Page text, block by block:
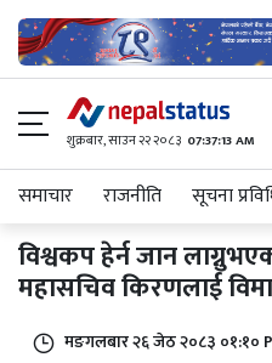
शुक्रबार​, साउन २२ २०८३ 07:37:13 AM
समाचार राजनीति सूचना
विश्वकप हेर्न जान
महासचिव किरणलाई
मङगलबार २६ जेठ २०८३ ०१:१०